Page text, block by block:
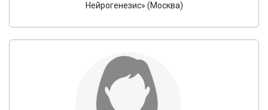
Нейрогенезис» (Москва)